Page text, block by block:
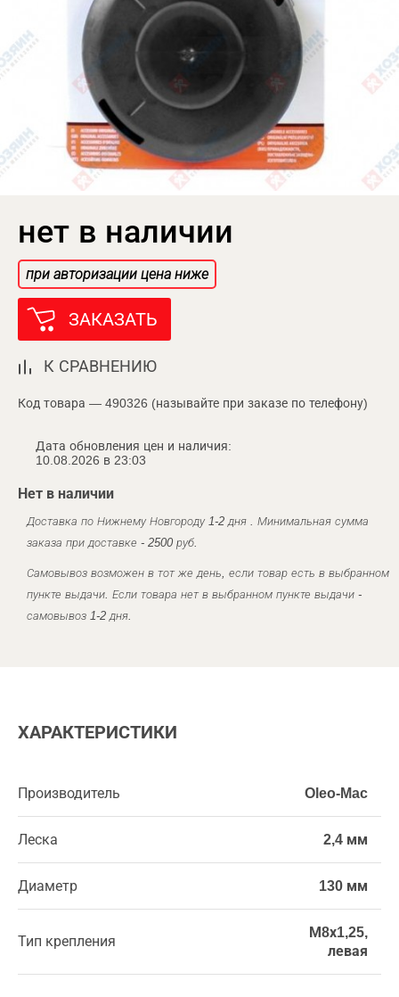
нет в наличии
при авторизации цена ниже
ЗАКАЗАТЬ
К СРАВНЕНИЮ
Код товара — 490326 (называйте при заказе по телефону)
Дата обновления цен и наличия:
10.08.2026 в 23:03
Нет в наличии
Доставка по Нижнему Новгороду 1-2 дня . Минимальная сумма
заказа при доставке - 2500 руб.
Самовывоз возможен в тот же день, если товар есть в выбранном
пункте выдачи. Если товара нет в выбранном пункте выдачи -
самовывоз 1-2 дня.
ХАРАКТЕРИСТИКИ
Производитель Oleo-Mac
Леска 2,4 мм
Диаметр 130 мм
Тип крепления
М8х1,25,
левая